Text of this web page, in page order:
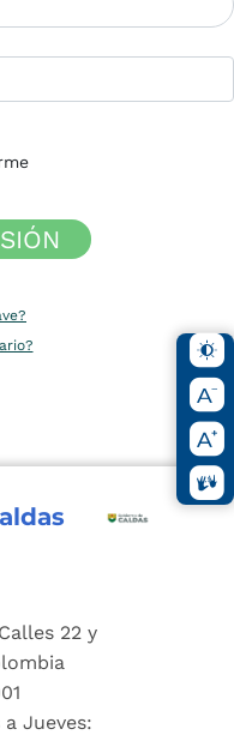
22 y
Jueves: